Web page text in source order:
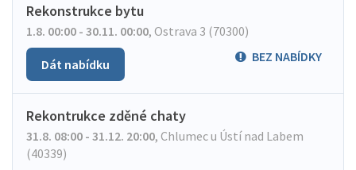
Rekonstrukce bytu
1.8. 00:00 - 30.11. 00:00, Ostrava 3 (70300)
BEZ NABÍDKY
Dát nabídku
Rekontrukce zděné chaty
31.8. 08:00 - 31.12. 20:00, Chlumec u Ústí nad Labem
(40339)